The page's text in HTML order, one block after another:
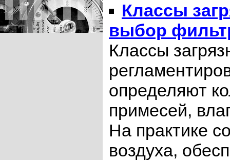
Классы
выбор
Классы
определяют
примесей,
На практике
воздуха,